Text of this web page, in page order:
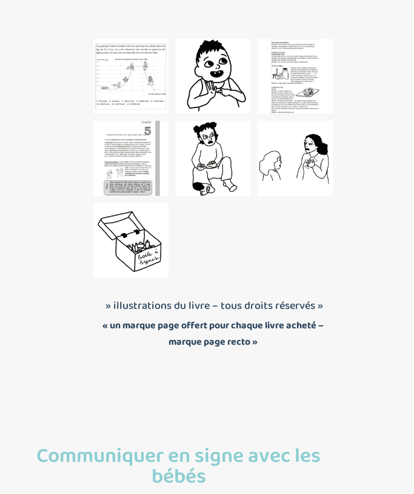
» illustrations du livre – tous droits réservés »
« un marque page offert pour chaque livre acheté –
marque page recto »
Communiquer en signe avec les
bébés